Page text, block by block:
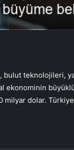
teknolojileri,
ekonominin
milyar dolar.